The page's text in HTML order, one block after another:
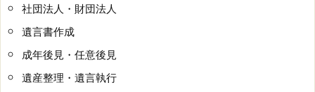
社団法人・財団法人
遺言書作成
成年後見・任意後見
遺産整理・遺言執行